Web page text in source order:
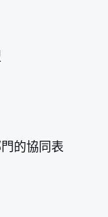
的協同表